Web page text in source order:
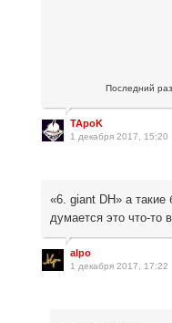
Последний
TApoK
1 декабря 2017, 15:20
«6. giant DH» а такие
думается это что-то
alpo
1 декабря 2017, 17:22